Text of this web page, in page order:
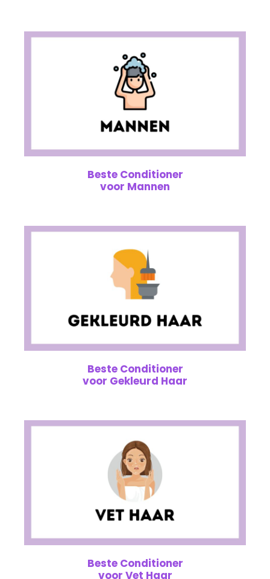
Beste Conditioner
voor Mannen
Beste Conditioner
voor Gekleurd Haar
Beste Conditioner
voor Vet Haar